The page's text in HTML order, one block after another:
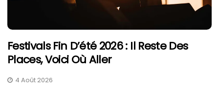
Festivals Fin D’été 2026 : Il Reste Des
Places, Voici Où Aller
4 Août 2026